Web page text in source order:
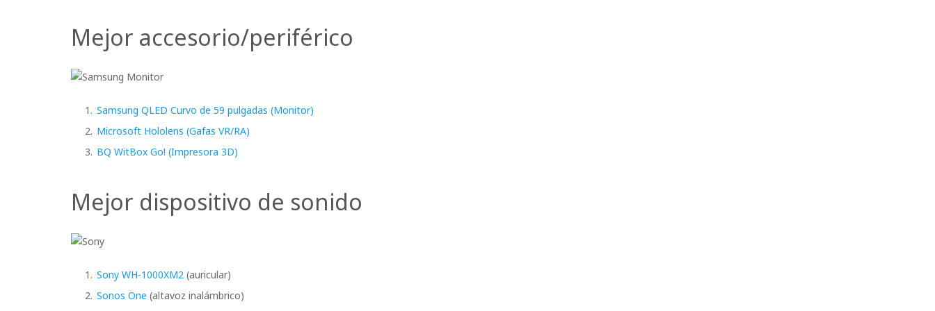
Mejor accesorio/periférico
Samsung QLED Curvo de 59 pulgadas (Monitor)
Microsoft Hololens (Gafas VR/RA)
BQ WitBox Go! (Impresora 3D)
Mejor dispositivo de sonido
Sony WH-1000XM2 (auricular)
Sonos One (altavoz inalámbrico)